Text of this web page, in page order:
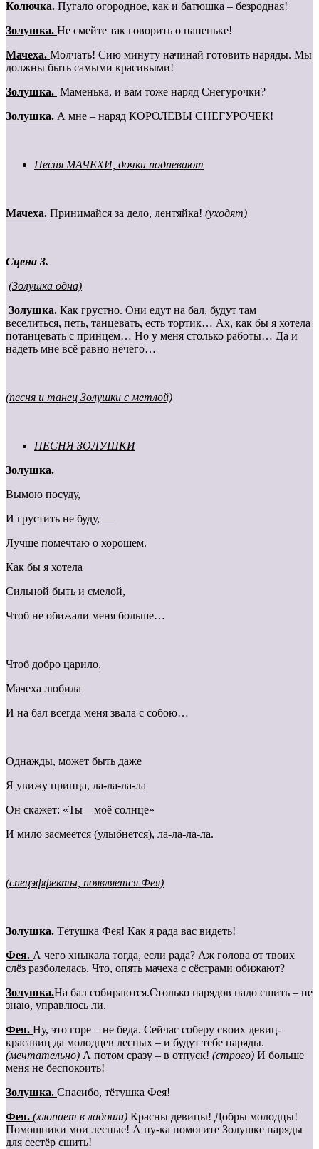
Колючка. Пугало огородное, как и батюшка – безродная!
Золушка. Не смейте так говорить о папеньке!
Мачеха. Молчать! Сию минуту начинай готовить наряды. Мы
должны быть самыми красивыми!
Золушка. Маменька, и вам тоже наряд Снегурочки?
Золушка. А мне – наряд КОРОЛЕВЫ СНЕГУРОЧЕК!
Песня МАЧЕХИ, дочки подпевают
Мачеха. Принимайся за дело, лентяйка! (уходят)
Сцена 3.
(Золушка одна)
Золушка. Как грустно. Они едут на бал, будут там
веселиться, петь, танцевать, есть тортик… Ах, как бы я хотела
потанцевать с принцем… Но у меня столько работы… Да и
надеть мне всё равно нечего…
(песня и танец Золушки с метлой)
ПЕСНЯ ЗОЛУШКИ
Золушка.
Вымою посуду,
И грустить не буду, —
Лучше помечтаю о хорошем.
Как бы я хотела
Сильной быть и смелой,
Чтоб не обижали меня больше…
Чтоб добро царило,
Мачеха любила
И на бал всегда меня звала с собою…
Однажды, может быть даже
Я увижу принца, ла-ла-ла-ла
Он скажет: «Ты – моё солнце»
И мило засмеётся (улыбнется), ла-ла-ла-ла.
(спецэффекты, появляется Фея)
Золушка. Тётушка Фея! Как я рада вас видеть!
Фея. А чего хныкала тогда, если рада? Аж голова от твоих
слёз разболелась. Что, опять мачеха с сёстрами обижают?
Золушка.На бал собираются.Столько нарядов надо сшить – не
знаю, управлюсь ли.
Фея. Ну, это горе – не беда. Сейчас соберу своих девиц-
красавиц да молодцев лесных – и будут тебе наряды.
(мечтательно) А потом сразу – в отпуск! (строго) И больше
меня не беспокоить!
Золушка. Спасибо, тётушка Фея!
Фея. (хлопает в ладоши) Красны девицы! Добры молодцы!
Помощники мои лесные! А ну-ка помогите Золушке наряды
для сестёр сшить!